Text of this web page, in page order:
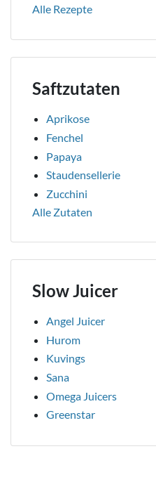
Alle Rezepte
Saftzutaten
Aprikose
Fenchel
Papaya
Staudensellerie
Zucchini
Alle Zutaten
Slow Juicer
Angel Juicer
Hurom
Kuvings
Sana
Omega Juicers
Greenstar